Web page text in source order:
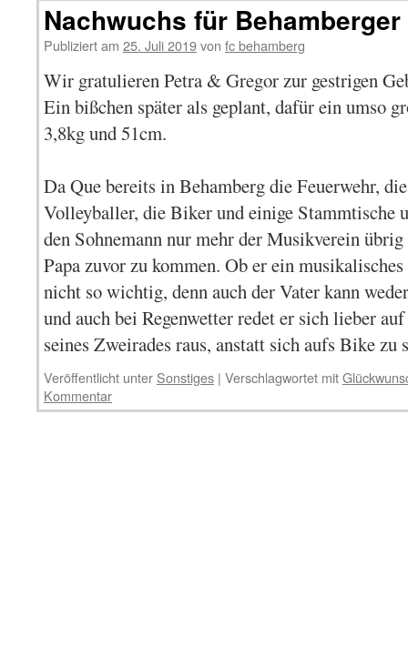
Nachwuchs für
Publiziert am 25. Juli 2019von fc behamberg
Wir gratulieren Petra & Gregor zur gestrigen
Ein bißchen später als geplant, dafür ein umso
3,8kg und 51cm.
Da Que bereits in Behamberg die Feuerwehr,
Volleyballer, die Biker und einige Stammtische
den Sohnemann nur mehr der Musikverein
Papa zuvor zu kommen. Ob er ein
nicht so wichtig, denn auch der Vater kann
und auch bei Regenwetter redet er sich lieber
seines Zweirades raus, anstatt sich aufs Bike zu
Veröffentlicht unter Sonstiges | Verschlagwortet mit
Kommentar